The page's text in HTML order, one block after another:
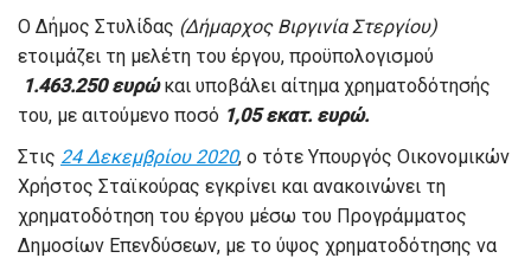
Ο Δήμος Στυλίδας (Δήμαρχος Βιργινία Στεργίου)
ετοιμάζει τη μελέτη του έργου, προϋπολογισμού
1.463.250 ευρώκαι υποβάλει αίτημα χρηματοδότησής
του, με αιτούμενο ποσό 1,05 εκατ. ευρώ.
Στις 24 Δεκεμβρίου 2020, ο τότε Υπουργός Οικονομικών
Χρήστος Σταϊκούρας εγκρίνει και ανακοινώνει τη
χρηματοδότηση του έργου μέσω του Προγράμματος
Δημοσίων Επενδύσεων, με το ύψος χρηματοδότησης να